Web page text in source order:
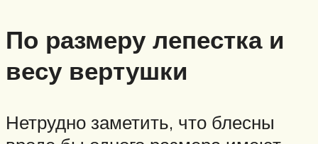
По размеру лепестка и
весу вертушки
Нетрудно заметить, что блесны